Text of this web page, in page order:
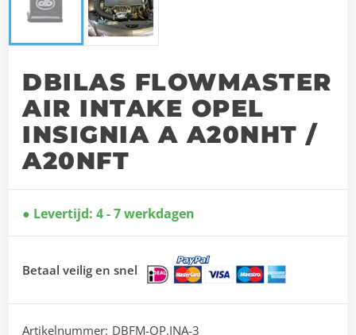
DBILAS FLOWMASTER
AIR INTAKE OPEL
INSIGNIA A A20NHT /
A20NFT
Levertijd: 4 - 7 werkdagen
Betaal veilig en snel
Artikelnummer: DBFM-OP.INA-3